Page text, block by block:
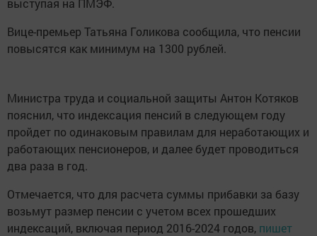
выступая на ПМЭФ.
Вице-премьер Татьяна Голикова сообщила, что пенсии
повысятся как минимум на 1300 рублей.
Министра труда и социальной защиты Антон Котяков
пояснил, что индексация пенсий в следующем году
пройдет по одинаковым правилам для неработающих и
работающих пенсионеров, и далее будет проводиться
два раза в год.
Отмечается, что для расчета суммы прибавки за базу
возьмут размер пенсии с учетом всех прошедших
индексаций, включая период 2016-2024 годов, пишет